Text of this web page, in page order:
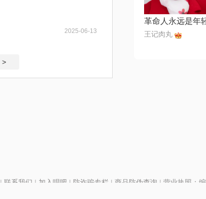
2025-06-13
>
革命人永远是年
王记肉丸
| 联系我们 | 加入唱吧 | 防诈骗专栏 | 商品防伪查询 | 营业执照：